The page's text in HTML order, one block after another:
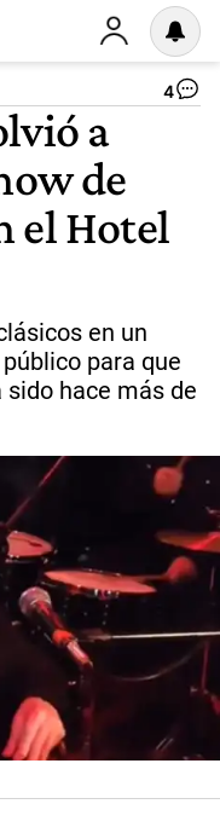
4
a
de
el Hotel
en un
para que
hace más de